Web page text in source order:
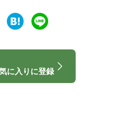
に入りに登録